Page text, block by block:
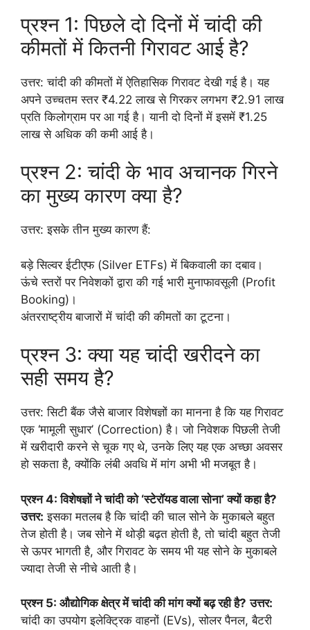
प्रश्न 1: पिछले दो दिनों में चांदी की
कीमतों में कितनी गिरावट आई है?
उत्तर: चांदी की कीमतों में ऐतिहासिक गिरावट देखी गई है। यह
अपने उच्चतम स्तर ₹4.22 लाख से गिरकर लगभग ₹2.91 लाख
प्रति किलोग्राम पर आ गई है। यानी दो दिनों में इसमें ₹1.25
लाख से अधिक की कमी आई है।
प्रश्न 2: चांदी के भाव अचानक गिरने
का मुख्य कारण क्या है?
उत्तर: इसके तीन मुख्य कारण हैं:
​बड़े सिल्वर ईटीएफ (Silver ETFs) में बिकवाली का दबाव।
ऊंचे स्तरों पर निवेशकों द्वारा की गई भारी मुनाफावसूली (Profit
Booking)।
अंतरराष्ट्रीय बाजारों में चांदी की कीमतों का टूटना।
प्रश्न 3: क्या यह चांदी खरीदने का
सही समय है?
उत्तर: सिटी बैंक जैसे बाजार विशेषज्ञों का मानना है कि यह गिरावट
एक ‘मामूली सुधार’ (Correction) है। जो निवेशक पिछली तेजी
में खरीदारी करने से चूक गए थे, उनके लिए यह एक अच्छा अवसर
हो सकता है, क्योंकि लंबी अवधि में मांग अभी भी मजबूत है।
प्रश्न 4: विशेषज्ञों ने चांदी को ‘स्टेरॉयड वाला सोना’ क्यों कहा है?
उत्तर: इसका मतलब है कि चांदी की चाल सोने के मुकाबले बहुत
तेज होती है। जब सोने में थोड़ी बढ़त होती है, तो चांदी बहुत तेजी
से ऊपर भागती है, और गिरावट के समय भी यह सोने के मुकाबले
ज्यादा तेजी से नीचे आती है।
प्रश्न 5: औद्योगिक क्षेत्र में चांदी की मांग क्यों बढ़ रही है? उत्तर:
चांदी का उपयोग इलेक्ट्रिक वाहनों (EVs), सोलर पैनल, बैटरी